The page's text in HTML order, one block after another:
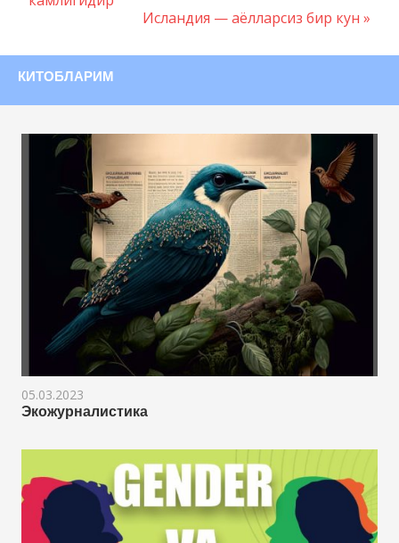
по
Следующая
Исландия — аёлларсиз бир кун
КИТОБЛАРИМ
05.03.2023
Экожурналистика